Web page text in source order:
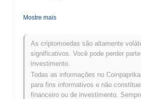
Qual é o histórico da faixa de
Máxima Histórica (ATH):€0.00000013
Mínima Histórica (ATL):€0.00
OptionBlitz está sendo negociado
de sua ATH .
Mostre mais
As criptomoedas são altamente
significativos. Você pode perder
investimento.
Todas as informações no
para fins informativos e não
financeiro ou de investimento.